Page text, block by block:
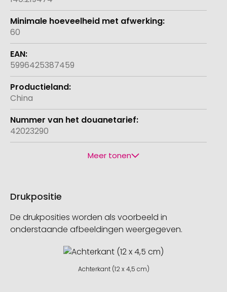
60
5996425387459
China
42023290
Meer tonen
Drukpositie
De drukposities worden als voorbeeld in
onderstaande afbeeldingen weergegeven.
Achterkant (12 x 4,5 cm)